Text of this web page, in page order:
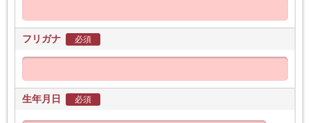
フリガナ 必須
生年月日 必須